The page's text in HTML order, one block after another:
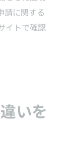
請に関する
イトで確認
いを